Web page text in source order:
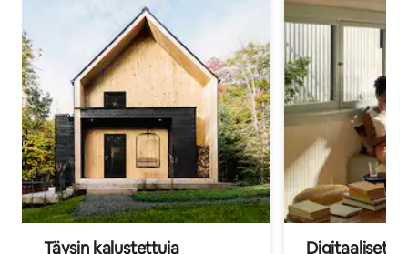
Täysin kalustettuja
Digitaaliset